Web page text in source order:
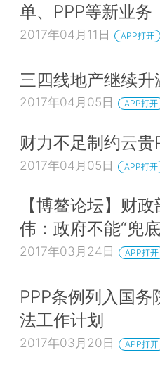
单、PPP等新业务
2017年04月11日 APP打开
三四线地产继续
2017年04月05日 APP打开
财力不足制约云贵
2017年04月05日 APP打开
【博鳌论坛】财
伟：政府不能“兜
2017年03月24日 APP打开
PPP条例列入国务
法工作计划
2017年03月20日 APP打开